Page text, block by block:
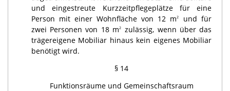
und eingestreute Kurzzeitpflegeplätze für eine
Person mit einer Wohnfläche von 12 m2
und für
zwei Personen von 18 m2
zulässig, wenn über das
trägereigene Mobiliar hinaus kein eigenes Mobiliar
benötigt wird.
§ 14
Funktionsräume und Gemeinschaftsraum